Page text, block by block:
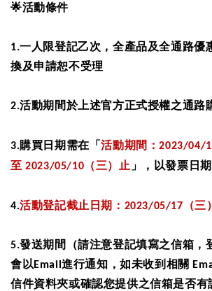
🌟活動條件
1.一人限登記乙次，全產品及全通路優
換及申請恕不受理
2.活動期間於上述官方正式授權之通路
3.購買日期需在「活動期間：2023/04/
至 2023/05/10 （三）止 」，以發票日
4.活動登記截止日期： 2023/05/17 （三
5.發送期間（請注意登記填寫之信箱，
會以Email進行通知，如未收到相關
信件資料夾或確認您提供之信箱是否有